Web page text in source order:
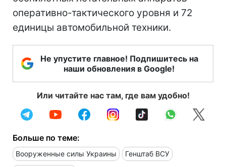
оперативно-тактического уровня и 72
единицы автомобильной техники.
Не упустите главное! Подпишитесь на
наши обновления в Google!
Или читайте нас там, где вам удобно!
Больше по теме:
Вооруженные силы Украины Генштаб ВСУ